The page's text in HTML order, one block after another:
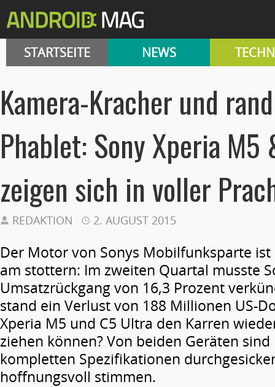
STARTSEITE NEWS
Kamera-Kracher und
Phablet: Sony Xperia
zeigen sich in voller
REDAKTION 2. AUGUST 2015
Der Motor von Sonys Mobilfunksparte
am stottern: Im zweiten Quartal musste
Umsatzrückgang von 16,3 Prozent
stand ein Verlust von 188 Millionen US-
Xperia M5 und C5 Ultra den Karren
ziehen können? Von beiden Geräten
kompletten Spezifikationen
hoffnungsvoll stimmen.